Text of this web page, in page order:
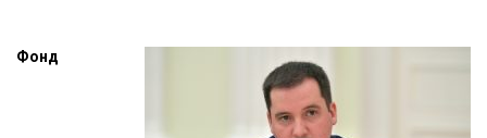
Lifestyle
Фонд